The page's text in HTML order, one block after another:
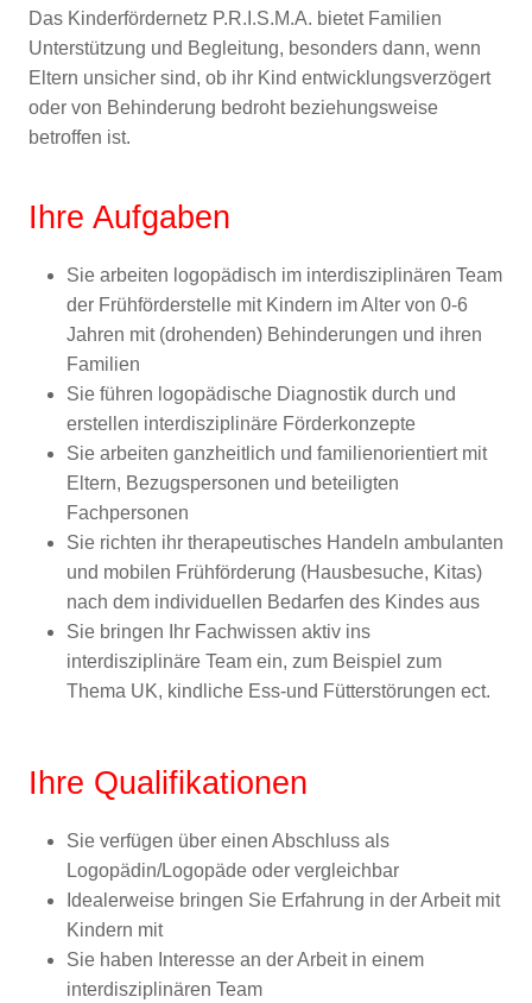
Das Kinderfördernetz P.R.I.S.M.A. bietet Familien
Unterstützung und Begleitung, besonders dann, wenn
Eltern unsicher sind, ob ihr Kind entwicklungsverzögert
oder von Behinderung bedroht beziehungsweise
betroffen ist.
Ihre Aufgaben
Sie arbeiten logopädisch im interdisziplinären Team
der Frühförderstelle mit Kindern im Alter von 0-6
Jahren mit (drohenden) Behinderungen und ihren
Familien
Sie führen logopädische Diagnostik durch und
erstellen interdisziplinäre Förderkonzepte
Sie arbeiten ganzheitlich und familienorientiert mit
Eltern, Bezugspersonen und beteiligten
Fachpersonen
Sie richten ihr therapeutisches Handeln ambulanten
und mobilen Frühförderung (Hausbesuche, Kitas)
nach dem individuellen Bedarfen des Kindes aus
Sie bringen Ihr Fachwissen aktiv ins
interdisziplinäre Team ein, zum Beispiel zum
Thema UK, kindliche Ess-und Fütterstörungen ect.
Ihre Qualifikationen
Sie verfügen über einen Abschluss als
Logopädin/Logopäde oder vergleichbar
Idealerweise bringen Sie Erfahrung in der Arbeit mit
Kindern mit
Sie haben Interesse an der Arbeit in einem
interdisziplinären Team